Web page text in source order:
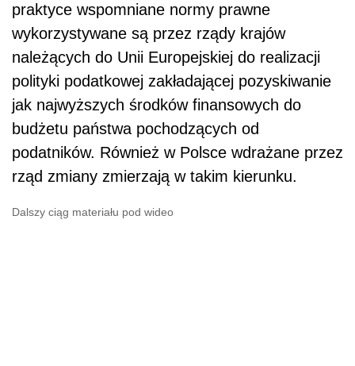
praktyce wspomniane normy prawne
wykorzystywane są przez rządy krajów
należących do Unii Europejskiej do realizacji
polityki podatkowej zakładającej pozyskiwanie
jak najwyższych środków finansowych do
budżetu państwa pochodzących od
podatników. Również w Polsce wdrażane przez
rząd zmiany zmierzają w takim kierunku.
Dalszy ciąg materiału pod wideo